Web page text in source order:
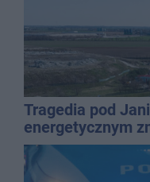
Tragedia pod
energetycznym
mężczyzny